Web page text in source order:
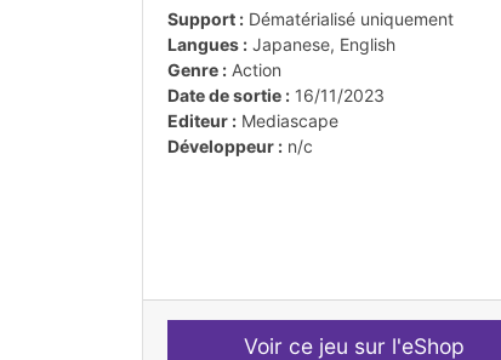
Support : Dématérialisé uniquement
Langues : Japanese, English
Genre : Action
Date de sortie : 16/11/2023
Editeur : Mediascape
Développeur : n/c
Voir ce jeu sur l'eShop